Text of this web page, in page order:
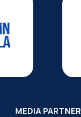
MEDIA PARTNER